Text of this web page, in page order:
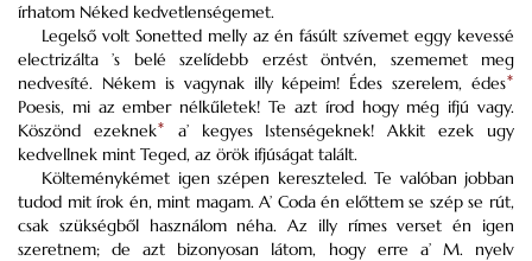
írhatom Néked kedvetlenségemet.
Legelső volt Sonetted melly az én fásúlt szívemet eggy kevessé
electrizálta ’s belé szelídebb erzést öntvén, szememet meg
nedvesíté. Nékem is vagynak illy képeim! Édes szerelem, édes*
Poesis, mi az ember nélkűletek! Te azt írod hogy még ifjú vagy.
Köszönd ezeknek*
a’ kegyes Istenségeknek! Akkit ezek ugy
kedvellnek mint Teged, az örök ifjúságat talált.
Költeménykémet igen szépen kereszteled. Te valóban jobban
tudod mit írok én, mint magam. A’ Coda én előttem se szép se rút,
csak szükségből használom néha. Az illy rímes verset én igen
szeretnem; de azt bizonyosan látom, hogy erre a’ M. nyelv